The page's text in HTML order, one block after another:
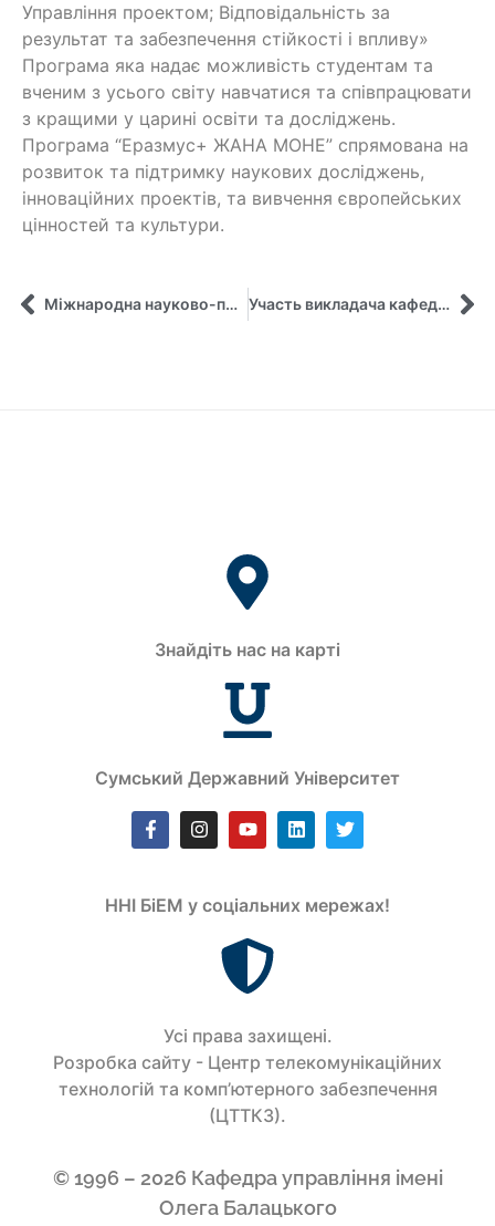
Управління проектом; Відповідальність за
результат та забезпечення стійкості і впливу»
Програма яка надає можливість студентам та
вченим з усього світу навчатися та співпрацювати
з кращими у царині освіти та досліджень.
Програма “Еразмус+ ЖАНА МОНЕ” спрямована на
розвиток та підтримку наукових досліджень,
інноваційних проектів, та вивчення європейських
цінностей та культури.
Міжнародна науково-практична конференція «Управлінські парадигми сталого розвитку та інклюзивного економічного зростання» Участь викладача кафедри у програмі “Інтенсивне вивчення польської мови”
Знайдіть нас на карті
Сумський Державний Університет
ННІ БіЕМ у соціальних мережах!
Усi права захищенi.
Розробка сайту - Центр телекомунікаційних
технологій та комп’ютерного забезпечення
(ЦТТКЗ).
© 1996 – 2026 Кафедра управління імені
Олега Балацького